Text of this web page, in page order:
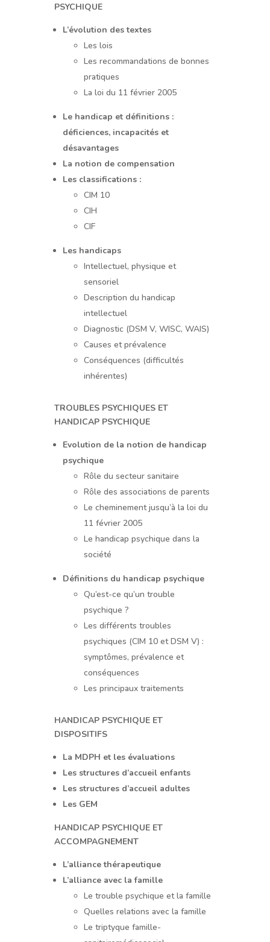
PSYCHIQUE
L’évolution des textes
Les lois
Les recommandations de bonnes
pratiques
La loi du 11 février 2005
Le handicap et définitions :
déficiences, incapacités et
désavantages
La notion de compensation
Les classifications :
CIM 10
CIH
CIF
Les handicaps
Intellectuel, physique et
sensoriel
Description du handicap
intellectuel
Diagnostic (DSM V, WISC, WAIS)
Causes et prévalence
Conséquences (difficultés
inhérentes)
TROUBLES PSYCHIQUES ET
HANDICAP PSYCHIQUE
Evolution de la notion de handicap
psychique
Rôle du secteur sanitaire
Rôle des associations de parents
Le cheminement jusqu’à la loi du
11 février 2005
Le handicap psychique dans la
société
Définitions du handicap psychique
Qu’est-ce qu’un trouble
psychique ?
Les différents troubles
psychiques (CIM 10 et DSM V) :
symptômes, prévalence et
conséquences
Les principaux traitements
HANDICAP PSYCHIQUE ET
DISPOSITIFS
La MDPH et les évaluations
Les structures d’accueil enfants
Les structures d’accueil adultes
Les GEM
HANDICAP PSYCHIQUE ET
ACCOMPAGNEMENT
L’alliance thérapeutique
L’alliance avec la famille
Le trouble psychique et la famille
Quelles relations avec la famille
Le triptyque famille-